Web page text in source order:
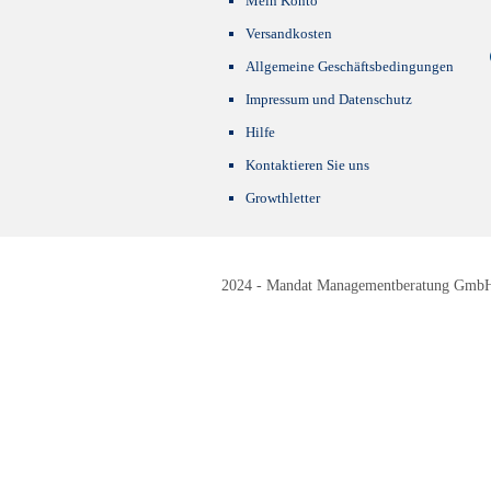
Versandkosten
Allgemeine Geschäftsbedingungen
Impressum und Datenschutz
Hilfe
Kontaktieren Sie uns
Growthletter
2024 - Mandat Managementberatung